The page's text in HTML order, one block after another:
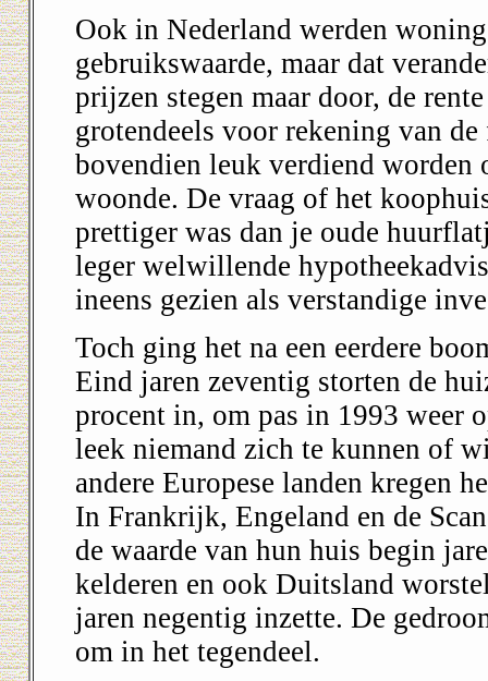
Ook in Nederland werden
gebruikswaarde, maar dat
prijzen stegen maar door, de
grotendeels voor rekening van
bovendien leuk verdiend
woonde. De vraag of het
prettiger was dan je oude
leger welwillende
ineens gezien als verstandige
Toch ging het na een eerdere
Eind jaren zeventig storten de
procent in, om pas in 1993 weer
leek niemand zich te kunnen of
andere Europese landen kregen
In Frankrijk, Engeland en de
de waarde van hun huis begin
kelderen en ook Duitsland
jaren negentig inzette. De
om in het tegendeel.